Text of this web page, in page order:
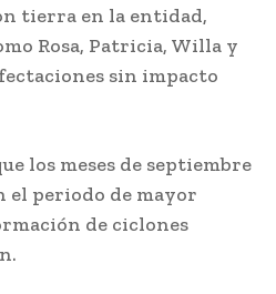
tierra en la entidad,
Rosa, Patricia, Willa y
sin impacto
los meses de septiembre
el periodo de mayor
de ciclones